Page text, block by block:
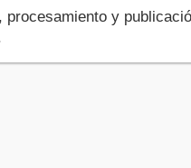
procesamiento y